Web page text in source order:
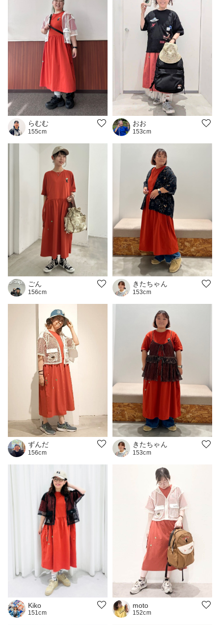
らむむ
155cm
おお
153cm
ごん
156cm
きたちゃん
153cm
ずんだ
156cm
きたちゃん
153cm
Kiko
151cm
moto
152cm